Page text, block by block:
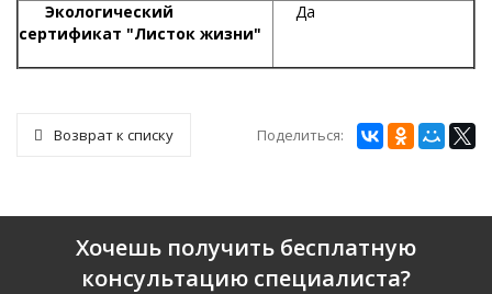
Экологический
сертификат "Листок жизни"
Да
Возврат к списку Поделиться:
Хочешь получить бесплатную
консультацию специалиста?